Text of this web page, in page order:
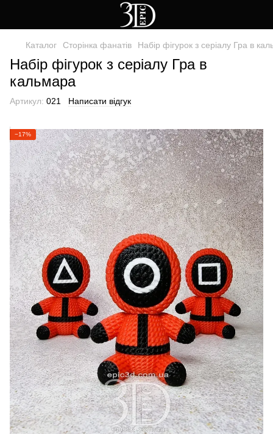
Каталог Сторінка фанатів Набір фігурок з серіалу Гра в
Набір фігурок з серіалу Гра в
кальмара
Артикул: 021 Написати відгук
−17%